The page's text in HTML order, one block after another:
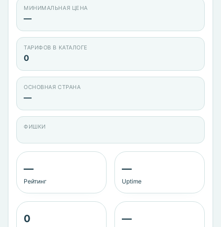
МИНИМАЛЬНАЯ ЦЕНА
—
ТАРИФОВ В КАТАЛОГЕ
0
ОСНОВНАЯ СТРАНА
—
ФИШКИ
—
Рейтинг
—
Uptime
0 —